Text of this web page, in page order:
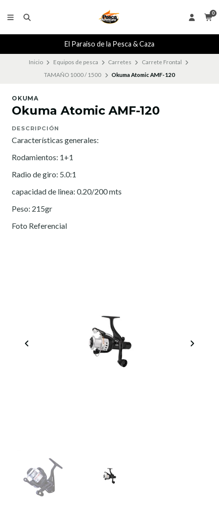
0
El Paraiso de la Pesca & Caza
Inicio Equipos de pesca Carretes
Carrete Frontal
TAMAÑO 1000 / 1500
Okuma Atomic AMF-120
OKUMA
Okuma Atomic AMF-120
DESCRIPCIÓN
Características generales:
Rodamientos: 1+1
Radio de giro: 5.0:1
capacidad de linea: 0.20/200 mts
Peso: 215gr
Foto Referencial